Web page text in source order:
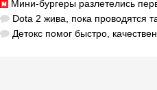
Мини-бургеры разлетелись первыми,
Dota 2 жива, пока проводятся такие
Детокс помог быстро, качественное